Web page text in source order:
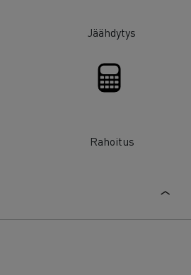
Jäähdytys
Rahoitus